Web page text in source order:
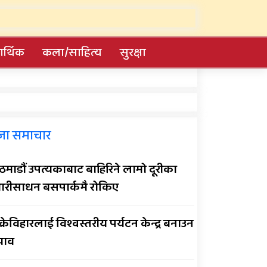
कला/साहित्य सुरक्षा
प्रदेशमै पहिलो प्रविधिमैत्री बन्दै
विरेन्द्रनगर
सार्वजनिक बिदामा पनि सेवा
समाचार
उपत्यकाबाट बाहिरिने लामो दूरीका
बसपार्कमै रोकिए
विश्वस्तरीय पर्यटन केन्द्र बनाउन